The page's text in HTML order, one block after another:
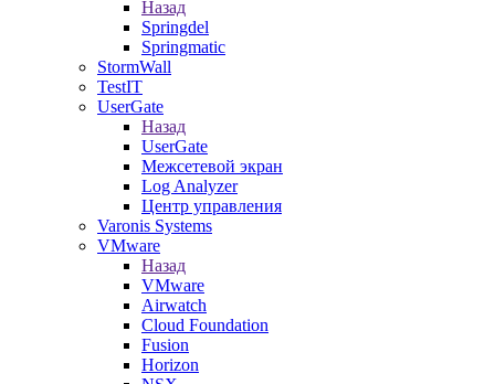
Назад
Springdel
Springmatic
StormWall
TestIT
UserGate
Назад
UserGate
Межсетевой экран
Log Analyzer
Центр управления
Varonis Systems
VMware
Назад
VMware
Airwatch
Cloud Foundation
Fusion
Horizon